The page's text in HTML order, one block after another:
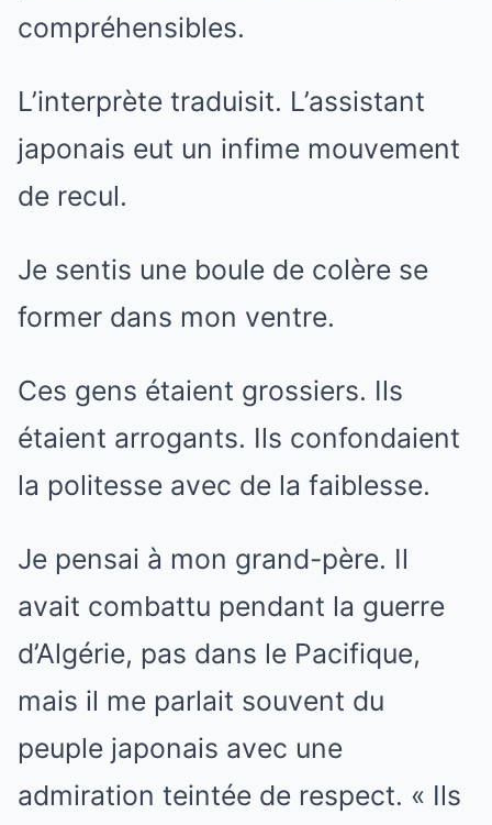
compréhensibles.
L’interprète traduisit. L’assistant
japonais eut un infime mouvement
de recul.
Je sentis une boule de colère se
former dans mon ventre.
Ces gens étaient grossiers. Ils
étaient arrogants. Ils confondaient
la politesse avec de la faiblesse.
Je pensai à mon grand-père. Il
avait combattu pendant la guerre
d’Algérie, pas dans le Pacifique,
mais il me parlait souvent du
peuple japonais avec une
admiration teintée de respect. « Ils